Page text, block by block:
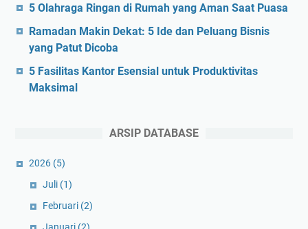
5 Olahraga Ringan di Rumah yang Aman Saat Puasa
Ramadan Makin Dekat: 5 Ide dan Peluang Bisnis
yang Patut Dicoba
5 Fasilitas Kantor Esensial untuk Produktivitas
Maksimal
ARSIP DATABASE
2026 (5)
Juli (1)
Februari (2)
Januari (2)